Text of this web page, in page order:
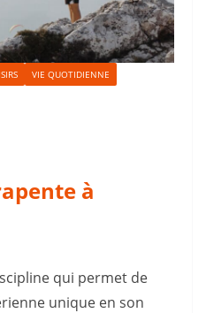
VIE QUOTIDIENNE
à
qui permet de
unique en son